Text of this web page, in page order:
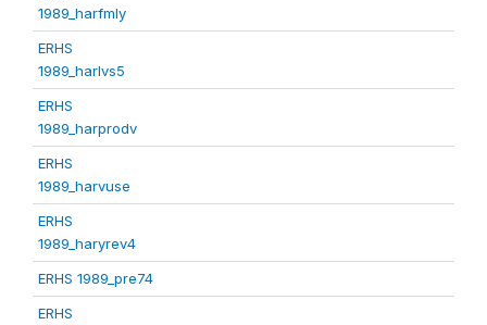
1989_harfmly
ERHS
1989_harlvs5
ERHS
1989_harprodv
ERHS
1989_harvuse
ERHS
1989_haryrev4
ERHS 1989_pre74
ERHS